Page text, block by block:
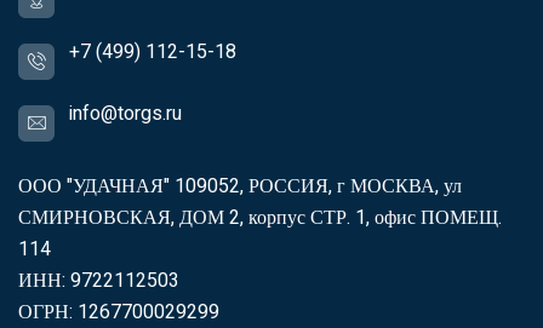
+7 (499) 112-15-18
info@torgs.ru
ООО "УДАЧНАЯ" 109052, РОССИЯ, г МОСКВА, ул
СМИРНОВСКАЯ, ДОМ 2, корпус СТР. 1, офис ПОМЕЩ.
114
ИНН: 9722112503
ОГРН: 1267700029299